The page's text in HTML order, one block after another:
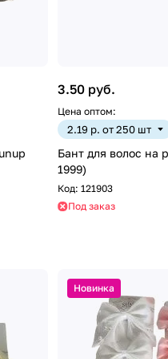
3.50 руб.
Цена оптом:
2.19 р. от 250 шт
Бант для волос на резинке, 2
1999)
Код: 121903
Под заказ
Новинка